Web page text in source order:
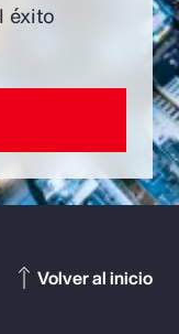
éxito
Volver al inicio